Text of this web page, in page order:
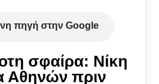
πηγή στην Google
σφαίρα: Νίκη
Αθηνών πριν